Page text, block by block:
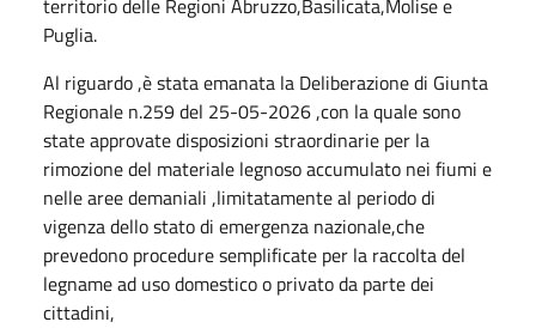
Puglia.
Al riguardo ,è stata emanata la Deliberazione di Giunta
Regionale n.259 del 25-05-2026 ,con la quale sono
state approvate disposizioni straordinarie per la
rimozione del materiale legnoso accumulato nei fiumi e
nelle aree demaniali ,limitatamente al periodo di
vigenza dello stato di emergenza nazionale,che
prevedono procedure semplificate per la raccolta del
legname ad uso domestico o privato da parte dei
cittadini,